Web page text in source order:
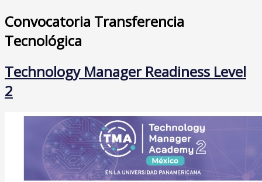
Convocatoria Transferencia
Tecnológica
Technology Manager Readiness Level
2